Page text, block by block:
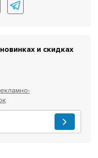
и скидках